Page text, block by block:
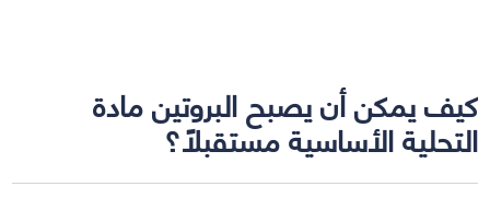
كيف يمكن أن يصبح البروتين مادة
التحلية الأساسية مستقبلًا؟